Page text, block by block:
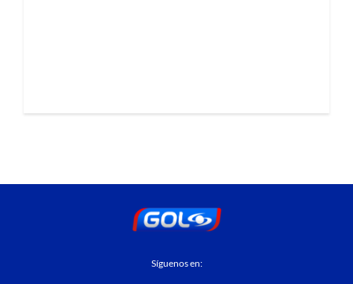
Síguenos en: